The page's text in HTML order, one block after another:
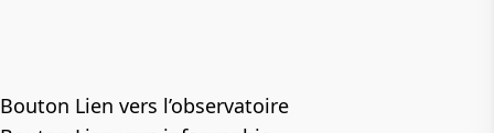
Bouton Lien vers l’observatoire